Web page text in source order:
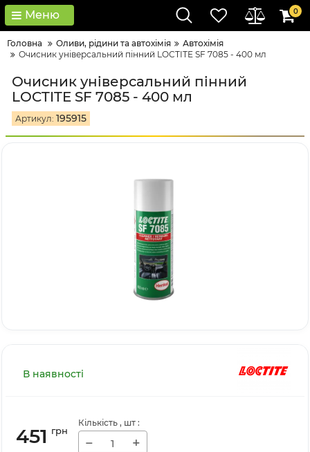
Меню 0
Головна Оливи, рідини та автохімія
Автохімія
Очисник універсальний пінний LOCTITE SF 7085 - 400 мл
Очисник універсальний пінний
LOCTITE SF 7085 - 400 мл
Артикул: 195915
В наявності
451 грн
Кількість , шт :
− +